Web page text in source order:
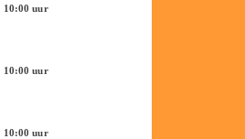
10:00 uur
10:00 uur
10:00 uur